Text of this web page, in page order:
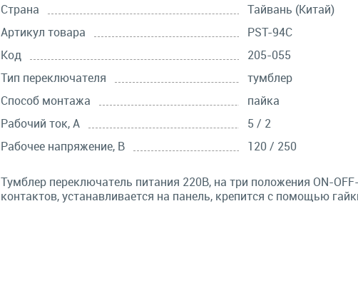
Страна
Тайвань (Китай)
Артикул товара
PST-94C
Код
205-055
Тип переключателя
тумблер
Способ монтажа
пайка
Рабочий ток, А
5 / 2
Рабочее напряжение, В
120 / 250
Тумблер переключатель питания 220В, на три положения ON-
контактов, устанавливается на панель, крепится с помощью